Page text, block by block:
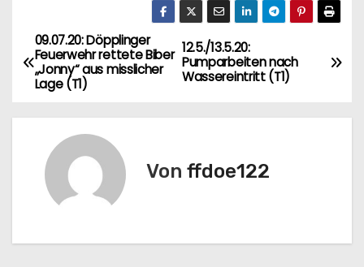
B
e
i
12.5./13.5.20:
Pumparbeiten nach
Wassereintritt (T1)
09.07.20: Döpplinger
Feuerwehr rettete Biber
„Jonny“ aus misslicher
Lage (T1)
Von ffdoe122